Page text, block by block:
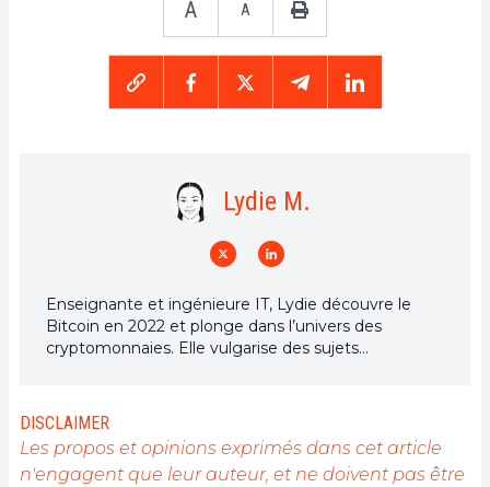
A A
Lydie M.
Enseignante et ingénieure IT, Lydie découvre le
Bitcoin en 2022 et plonge dans l’univers des
cryptomonnaies. Elle vulgarise des sujets
décentralisé.
DISCLAIMER
Les propos et opinions exprimés dans cet article
n'engagent que leur auteur, et ne doivent pas être